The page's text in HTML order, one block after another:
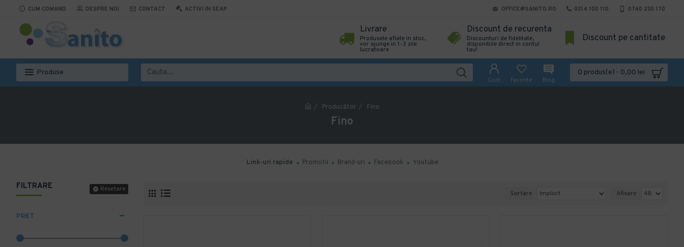
CUM COMAND DESPRE NOI CONTACT ACTIVI IN SEAP OFFICE@SANITO.RO 0314 100 110 0740 230 170
Livrare
Produsele aflate in stoc,
vor ajunge in 1-3 zile
lucratoare
Discount de recurenta
Discounturi de fidelitate,
disponibile direct in contul
tau!
Discount pe cantitate
Produse
Cont Favorite Blog
0 produs(e) - 0,00 lei
Producător Fino
Fino
Link-uri rapide Promotii Brand-uri Facebook Youtube
FILTRARE Resetare
PRET
Sortare Afisare